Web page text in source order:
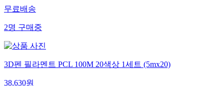
무료배송
2명구매중
3D펜 필라멘트 PCL 100M 20색상 1세트 (5mx20)